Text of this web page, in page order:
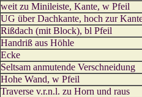
weit zu Minileiste, Kante, w Pfeil
UG über Dachkante, hoch zur
Rißdach (mit Block), bl Pfeil
Handriß aus Höhle
Ecke
Seltsam anmutende Verschneidung
Hohe Wand, w Pfeil
Traverse v.r.n.l. zu Horn und raus